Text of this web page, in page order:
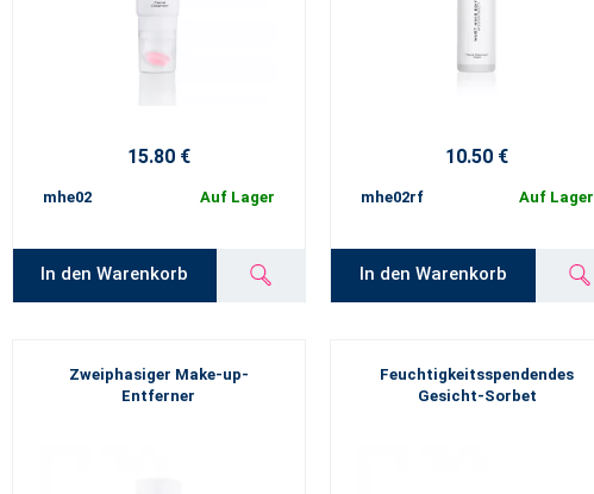
15.80 €
mhe02 Auf Lager
In den Warenkorb
10.50 €
mhe02rf Auf Lager
In den Warenkorb
Zweiphasiger Make-up-
Entferner
Feuchtigkeitsspendendes
Gesicht-Sorbet